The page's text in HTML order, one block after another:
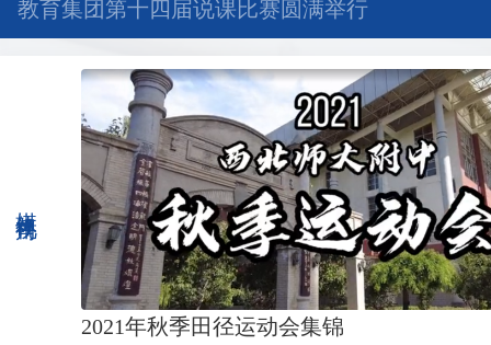
教育集团第十四届说课比赛圆满举行
2021年秋季田径运动会集锦